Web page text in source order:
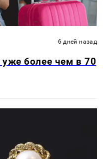
6 дней назад
более чем в 70